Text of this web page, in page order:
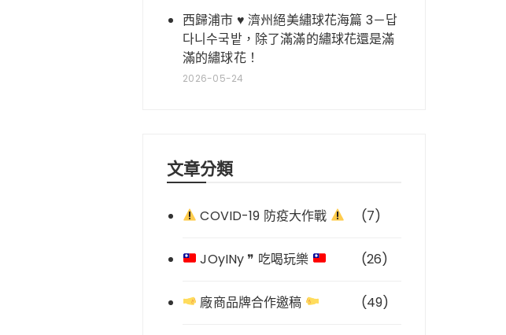
西歸浦市 ♥ 濟州絕美繡球花海篇 3－답
다니수국밭，除了滿滿的繡球花還是滿
滿的繡球花！
2026-05-24
文章分類
COVID-19 防疫大作戰 (7)
JOyINy ❞ 吃喝玩樂 (26)
廠商品牌合作邀稿 (49)